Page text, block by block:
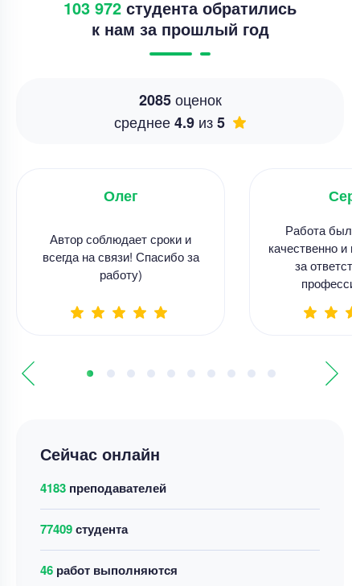
Сейчас онлайн
4183 преподавателей
77409студента
46 работ выполняются
103 972 студента обратились
к нам за прошлый год
2085оценок
среднее4.9 из5
Олег
Автор соблюдает сроки и
всегда на связи! Спасибо за
работу)
Работа
качественно и
за